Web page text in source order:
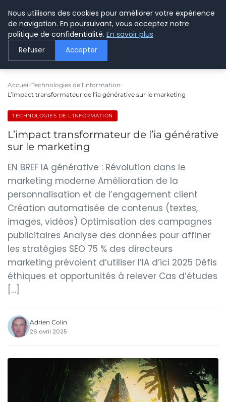
LE WEBMARKETING
Accueil Technologies de l'information
L’impact transformateur de l’ia générative sur le marketing
TECHNOLOGIES DE L'INFORMATION
L’impact transformateur de l’ia générative
sur le marketing
EN BREF IA générative : Révolution dans le
marketing moderne Amélioration de la
personnalisation et de l’engagement client
Création automatisée de contenus (textes,
images, vidéos) Optimisation des campagnes
publicitaires Analyse des données pour affiner
les stratégies SEO 75 % des directeurs
marketing prévoient d’utiliser l’IA d’ici 2025 Défis
éthiques et opportunités à relever Cas d’études
[…]
Adrien Colin
26 avril 2025
Nous utilisons des cookies pour améliorer votre expérience
de navigation. En poursuivant, vous acceptez notre
politique de confidentialité. En savoir plus
Refuser Accepter